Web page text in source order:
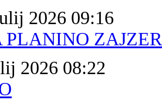
2026 09:16
PLANINO
2026 08:22